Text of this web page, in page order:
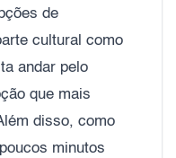
de
cultural como
andar pelo
que mais
disso, como
minutos